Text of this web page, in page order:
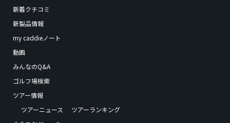
新着クチコミ
新製品情報
my caddieノート
動画
みんなのQ&A
ゴルフ場検索
ツアー情報
ツアーニュース
ツアーランキング